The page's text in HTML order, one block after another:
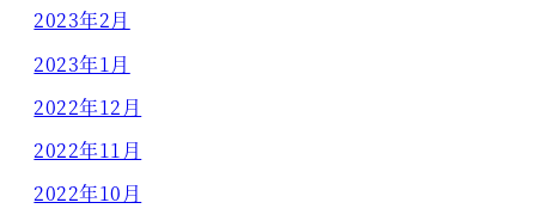
2023年2月
2023年1月
2022年12月
2022年11月
2022年10月